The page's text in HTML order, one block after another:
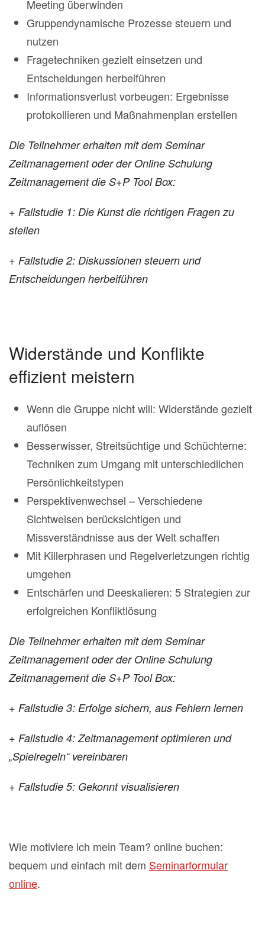
Meeting überwinden
Gruppendynamische Prozesse steuern und
nutzen
Fragetechniken gezielt einsetzen und
Entscheidungen herbeiführen
Informationsverlust vorbeugen: Ergebnisse
protokollieren und Maßnahmenplan erstellen
Die Teilnehmer erhalten mit dem Seminar
Zeitmanagement oder der Online Schulung
Zeitmanagement die S+P Tool Box:
+ Fallstudie 1: Die Kunst die richtigen Fragen zu
stellen
+ Fallstudie 2: Diskussionen steuern und
Entscheidungen herbeiführen
Widerstände und Konflikte
effizient meistern
Wenn die Gruppe nicht will: Widerstände gezielt
auflösen
Besserwisser, Streitsüchtige und Schüchterne:
Techniken zum Umgang mit unterschiedlichen
Persönlichkeitstypen
Perspektivenwechsel – Verschiedene
Sichtweisen berücksichtigen und
Missverständnisse aus der Welt schaffen
Mit Killerphrasen und Regelverletzungen richtig
umgehen
Entschärfen und Deeskalieren: 5 Strategien zur
erfolgreichen Konfliktlösung
Die Teilnehmer erhalten mit dem Seminar
Zeitmanagement oder der Online Schulung
Zeitmanagement die S+P Tool Box:
+ Fallstudie 3: Erfolge sichern, aus Fehlern lernen
+ Fallstudie 4: Zeitmanagement optimieren und
„Spielregeln“ vereinbaren
+ Fallstudie 5: Gekonnt visualisieren
Wie motiviere ich mein Team? online buchen:
bequem und einfach mit dem Seminarformular
online.